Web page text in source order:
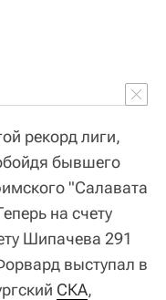
рекорд лиги,
бывшего
"Салавата
на счету
Шипачева 291
выступал в
СКА,